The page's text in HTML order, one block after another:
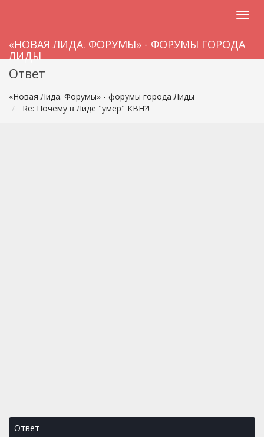
«НОВАЯ ЛИДА. ФОРУМЫ» - ФОРУМЫ ГОРОДА
ЛИДЫ
Ответ
«Новая Лида. Форумы» - форумы города Лиды
Re: Почему в Лиде "умер" КВН?!
Ответ